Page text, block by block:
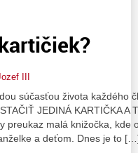
III
súčasťou života každého
JEDINÁ KARTIČKA A
preukaz malá knižočka, kde
a deťom. Dnes je to